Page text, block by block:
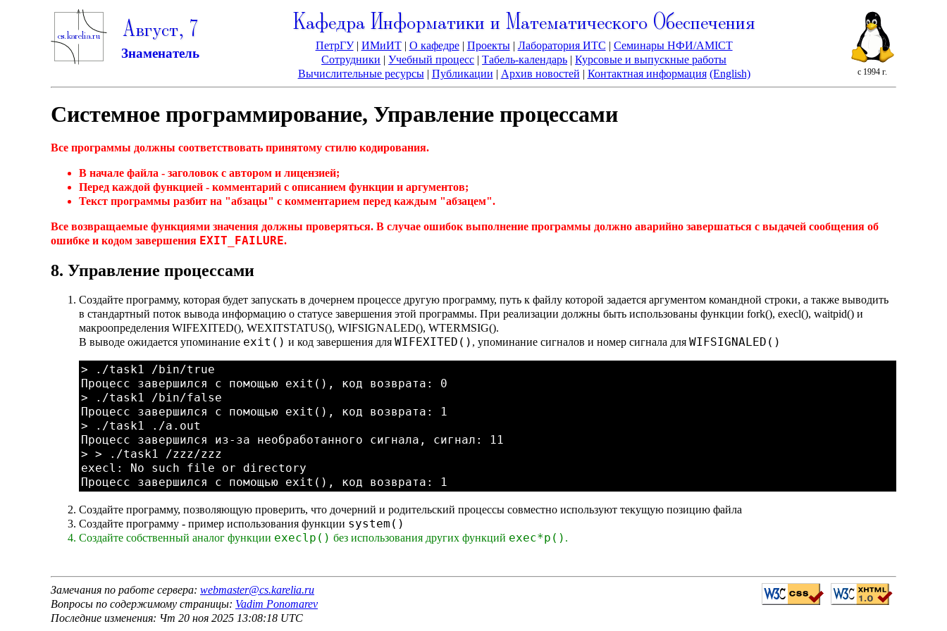
Август, 7
Знаменатель
с 1994 г.
Кафедра Информатики и Математического Обеспечения
ПетрГУ| ИМиИТ| О кафедре| Проекты| Лаборатория ИТС | Семинары НФИ/AMICT
Сотрудники |Учебный процесс |Табель-календарь |Курсовые и выпускные работы
Вычислительные ресурсы| Публикации | Архив новостей | Контактная информация (English)
Системное программирование, Управление процессами
Все программы должны соответствовать принятому стилю кодирования.
В начале файла - заголовок с автором и лицензией;
Перед каждой функцией - комментарий с описанием функции и аргументов;
Текст программы разбит на "абзацы" с комментарием перед каждым "абзацем".
Все возвращаемые функциями значения должны проверяться. В случае ошибок выполнение программы должно аварийно завершаться с выдачей сообщения об
ошибке и кодом завершения EXIT_FAILURE.
8. Управление процессами
Создайте программу, которая будет запускать в дочернем процессе другую программу, путь к файлу которой задается аргументом командной строки, а также выводить
в стандартный поток вывода информацию о статусе завершения этой программы. При реализации должны быть использованы функции fork(), execl(), waitpid() и
макроопределения WIFEXITED(), WEXITSTATUS(), WIFSIGNALED(), WTERMSIG().
В выводе ожидается упоминание exit() и код завершения для WIFEXITED() , упоминание сигналов и номер сигнала для WIFSIGNALED()
> ./task1 /bin/true
Процесс завершился с помощью exit(), код возврата: 0
> ./task1 /bin/false
Процесс завершился с помощью exit(), код возврата: 1
> ./task1 ./a.out
Процесс завершился из-за необработанного сигнала, сигнал: 11
> > ./task1 /zzz/zzz
execl: No such file or directory
Создайте программу, позволяющую проверить, что дочерний и родительский процессы совместно используют текущую позицию файла
Создайте программу - пример использования функции system()
Создайте собственный аналог функции execlp() без использования других функций exec*p() .
Замечания по работе сервера: webmaster@cs.karelia.ru
Вопросы по содержимому страницы: Vadim Ponomarev
Последние изменения: Чт 20 ноя 2025 13:08:18 UTC